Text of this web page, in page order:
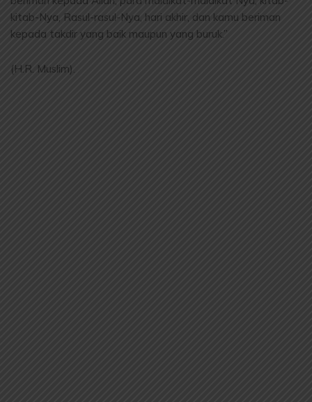
kitab-Nya, Rasul-rasul-Nya, hari akhir, dan kamu beriman
kepada takdir yang baik maupun yang buruk.”
(H.R. Muslim).